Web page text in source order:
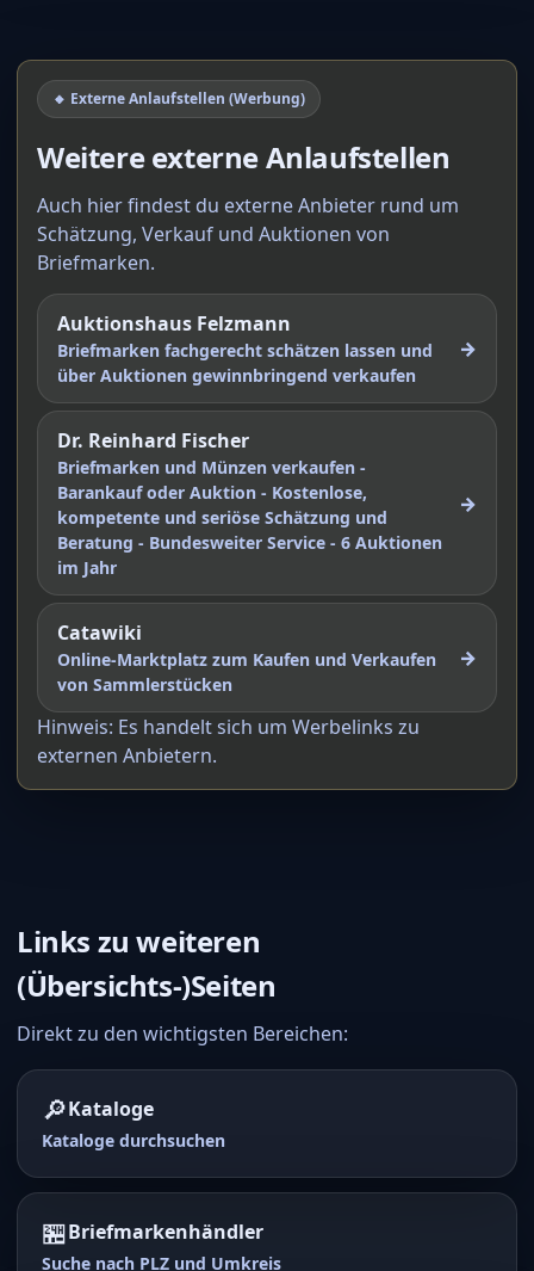
🔸 Externe Anlaufstellen (Werbung)
Weitere externe Anlaufstellen
Auch hier findest du externe Anbieter rund um
Schätzung, Verkauf und Auktionen von
Briefmarken.
Auktionshaus Felzmann
Briefmarken fachgerecht schätzen lassen und
über Auktionen gewinnbringend verkaufen
→
Dr. Reinhard Fischer
Briefmarken und Münzen verkaufen -
Barankauf oder Auktion - Kostenlose,
kompetente und seriöse Schätzung und
Beratung - Bundesweiter Service - 6 Auktionen
im Jahr
→
Catawiki
Online-Marktplatz zum Kaufen und Verkaufen
von Sammlerstücken
→
Hinweis: Es handelt sich um Werbelinks zu
externen Anbietern.
Links zu weiteren
(Übersichts-)Seiten
Direkt zu den wichtigsten Bereichen:
🔎Kataloge
Kataloge durchsuchen
🏪Briefmarkenhändler
Suche nach PLZ und Umkreis